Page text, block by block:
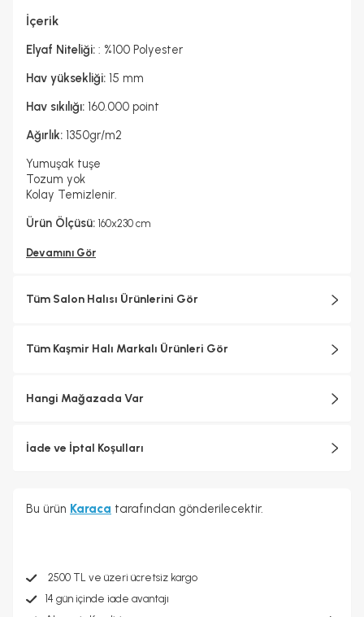
Hayır
Hayır
2 Yıl
3, 68
İçerik
Elyaf Niteliği: : %100 Polyester
Hav yüksekliği: 15 mm
Hav sıkılığı: 160.000 point
Ağırlık: 1350gr/m2
Yumuşak tuşe
Tozum yok
Kolay Temizlenir.
Ürün Ölçüsü: 160x230 cm
Devamını Gör
Tüm Salon Halısı Ürünlerini Gör
Tüm Kaşmir Halı Markalı Ürünleri Gör
Hangi Mağazada Var
İade ve İptal Koşulları
Bu ürün Karaca tarafından gönderilecektir.
2500 TL ve üzeri ücretsiz kargo
14 gün içinde iade avantajı